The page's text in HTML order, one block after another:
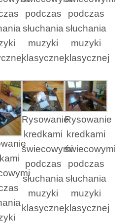
podczas
słuchania
muzyki
klasycznej
podczas
słuchania
muzyki
klasycznej
Rysowanie
kredkami
świecowymi
podczas
słuchania
muzyki
klasycznej
Rysowanie
kredkami
świecowymi
podczas
słuchania
muzyki
klasycznej